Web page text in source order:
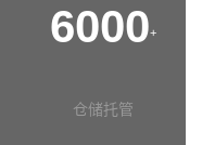
6000+
仓储托管